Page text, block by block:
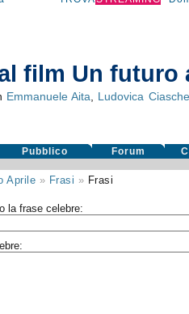
film Un futuro
Emmanuele Aita
Ludovica
Pubblico Forum
Aprile » Frasi » Frasi
la frase celebre: